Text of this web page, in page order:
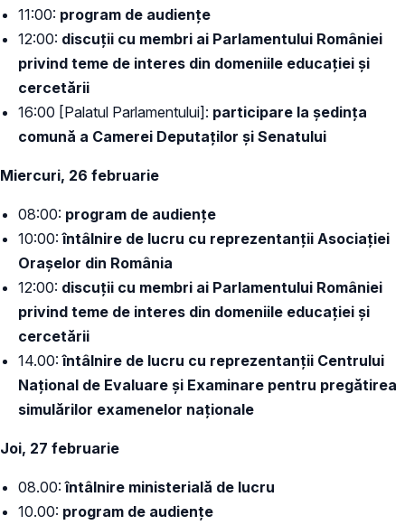
11:00: program de audiențe
12:00: discuții cu membri ai Parlamentului României
privind teme de interes din domeniile educației și
cercetării
16:00 [Palatul Parlamentului]: participare la ședința
comună a Camerei Deputaților și Senatului
Miercuri, 26 februarie
08:00: program de audiențe
10:00:întâlnire de lucru cu reprezentanții Asociației
Orașelor din România
12:00: discuții cu membri ai Parlamentului României
privind teme de interes din domeniile educației și
cercetării
14.00: întâlnire de lucru cu reprezentanții Centrului
Național de Evaluare și Examinare pentru pregătirea
simulărilor examenelor naționale
Joi, 27 februarie
08.00:întâlnire ministerială de lucru
10.00: program de audiențe